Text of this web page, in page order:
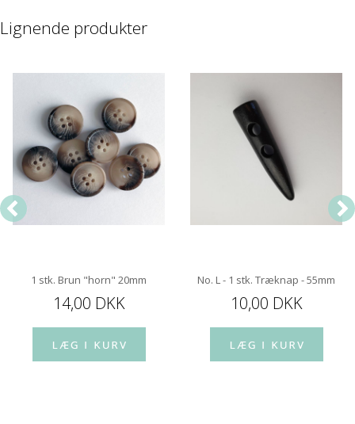
Lignende produkter
1 stk. Brun "horn" 20mm
14,00 DKK
No. L - 1 stk. Træknap - 55mm
10,00 DKK